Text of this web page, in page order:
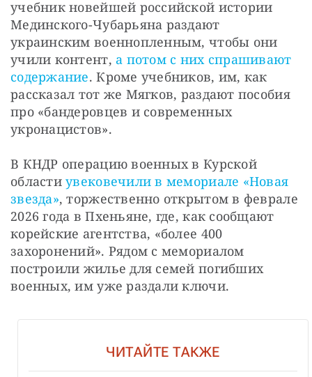
учебник новейшей российской истории
Мединского-Чубарьяна раздают
украинским военнопленным, чтобы они
учили контент, а потом с них спрашивают
содержание. Кроме учебников, им, как
рассказал тот же Мягков, раздают пособия
про «бандеровцев и современных
укронацистов».
В КНДР операцию военных в Курской
области увековечили в мемориале «Новая
звезда», торжественно открытом в феврале
2026 года в Пхеньяне, где, как сообщают
корейские агентства, «более 400
захоронений». Рядом с мемориалом
построили жилье для семей погибших
военных, им уже раздали ключи.
ЧИТАЙТЕ ТАКЖЕ